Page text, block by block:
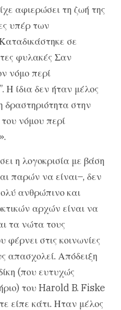
αφιερώσει τη ζωή της
υπέρ των
σε
φυλακές Σαν
νόμο περί
Η ίδια δεν ήταν μέλος
δραστηριότητα στην
νόμου περί
η λογοκρισία με βάση
παρών να είναι–, δεν
ανθρώπινο και
αρχών είναι να
τα νώτα τους
στις κοινωνίες
απασχολεί. Απόδειξη
(που ευτυχώς
του Harold B. Fiske
είπε κάτι. Ηταν μέλος